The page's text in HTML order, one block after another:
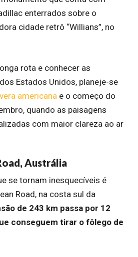
enterrados sobre o
cidade retrô “Willians”, no
rota e conhecer as
Estados Unidos, planeje-se
americana e o começo do
quando as paisagens
com maior clareza ao ar
Austrália
se tornam inesquecíveis é
Road, na costa sul da
de 243 km passa por 12
conseguem tirar o fôlego de